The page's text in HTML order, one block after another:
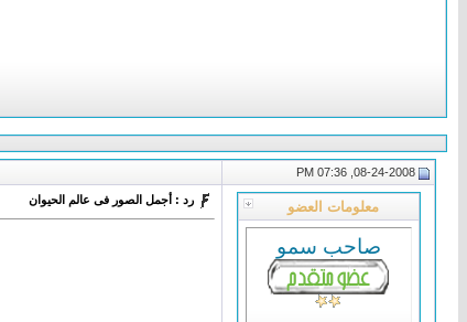
معلومات العضو
‏صاحب سمو
رد : أجمل الصور فى عالم الحيوان